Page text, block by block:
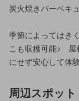
炭火焼きバーベキ
季節によってはき
こも収穫可能♪ 屋
にせず安心して体
周辺スポッ